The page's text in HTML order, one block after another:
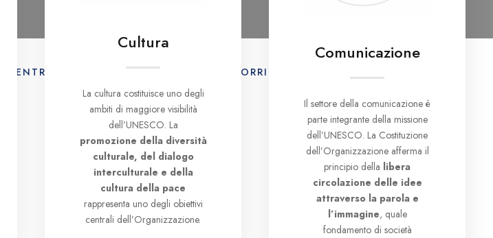
CENTRO DI DOCUMENTAZIONE IL CORRIERE UNESCO
Cultura
La cultura costituisce uno degli
ambiti di maggiore visibilità
dell’UNESCO. La
promozione della diversità
culturale, del dialogo
interculturale e della
cultura della pace
rappresenta uno degli obiettivi
centrali dell’Organizzazione.
Comunicazione
Il settore della comunicazione è
parte integrante della missione
dell’UNESCO. La Costituzione
dell’Organizzazione afferma il
principio della libera
circolazione delle idee
attraverso la parola e
l’immagine, quale
fondamento di società